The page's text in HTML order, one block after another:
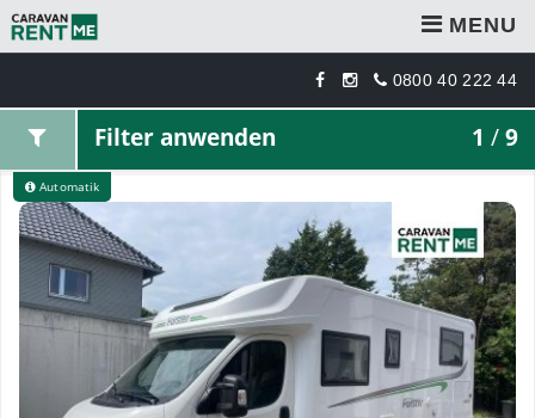
MENU
0800 40 222 44
Filter anwenden 1 /9
Automatik